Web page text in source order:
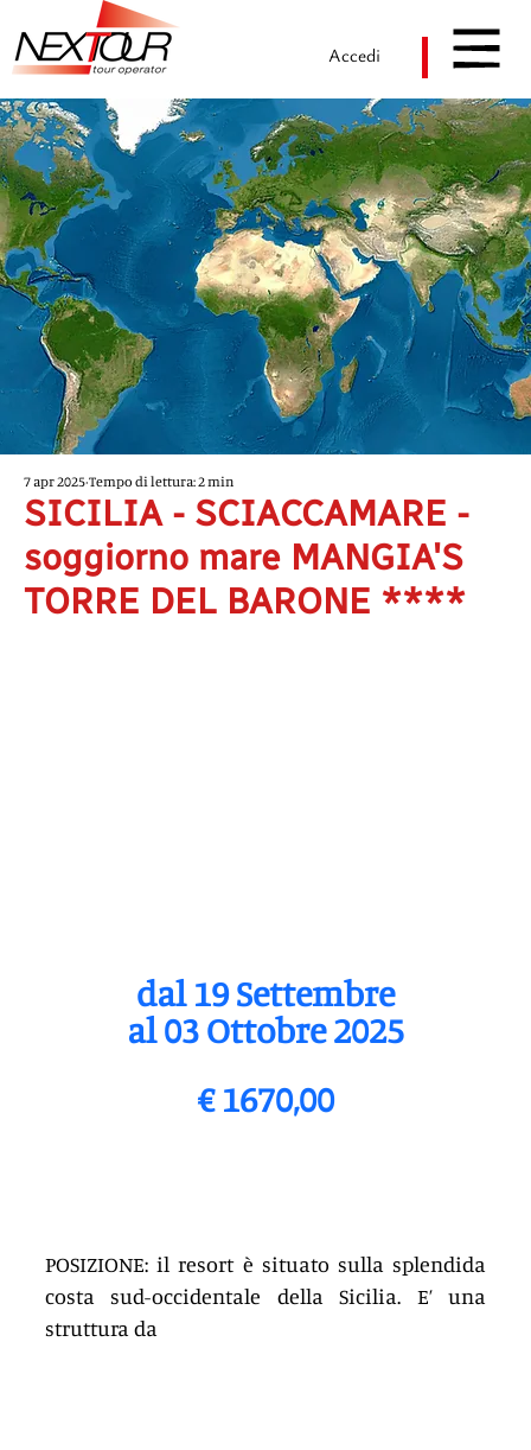
Accedi
SICILIA - SCIACCAMARE -
soggiorno mare MANGIA'S
TORRE DEL BARONE ****
7 apr 2025 Tempo di lettura: 2 min
dal 19 Settembre
al 03 Ottobre 2025
€ 1670,00
POSIZIONE: il resort è situato sulla splendida
costa sud-occidentale della Sicilia. E’ una
struttura da